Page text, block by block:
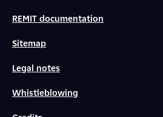
REMIT documentation
Sitemap
Legal notes
Whistleblowing